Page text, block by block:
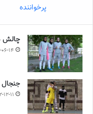
پرخواننده
چالش
14
جنجال
12-11